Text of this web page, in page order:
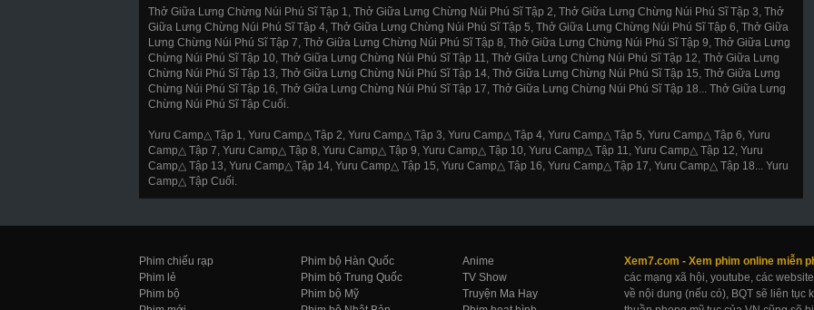
Thở Giữa Lưng Chừng Núi Phú Sĩ Tập 1, Thở Giữa Lưng Chừng Núi Phú Sĩ Tập 2, Thở Giữa Lưng Chừng Núi Phú Sĩ Tập 3, Thở
Giữa Lưng Chừng Núi Phú Sĩ Tập 4, Thở Giữa Lưng Chừng Núi Phú Sĩ Tập 5, Thở Giữa Lưng Chừng Núi Phú Sĩ Tập 6, Thở Giữa
Lưng Chừng Núi Phú Sĩ Tập 7, Thở Giữa Lưng Chừng Núi Phú Sĩ Tập 8, Thở Giữa Lưng Chừng Núi Phú Sĩ Tập 9, Thở Giữa Lưng
Chừng Núi Phú Sĩ Tập 10, Thở Giữa Lưng Chừng Núi Phú Sĩ Tập 11, Thở Giữa Lưng Chừng Núi Phú Sĩ Tập 12, Thở Giữa Lưng
Chừng Núi Phú Sĩ Tập 13, Thở Giữa Lưng Chừng Núi Phú Sĩ Tập 14, Thở Giữa Lưng Chừng Núi Phú Sĩ Tập 15, Thở Giữa Lưng
Chừng Núi Phú Sĩ Tập 16, Thở Giữa Lưng Chừng Núi Phú Sĩ Tập 17, Thở Giữa Lưng Chừng Núi Phú Sĩ Tập 18... Thở Giữa Lưng
Chừng Núi Phú Sĩ Tập Cuối.
Yuru Camp△ Tập 1, Yuru Camp△ Tập 2, Yuru Camp△ Tập 3, Yuru Camp△ Tập 4, Yuru Camp△ Tập 5, Yuru Camp△ Tập 6, Yuru
Camp△ Tập 7, Yuru Camp△ Tập 8, Yuru Camp△ Tập 9, Yuru Camp△ Tập 10, Yuru Camp△ Tập 11, Yuru Camp△ Tập 12, Yuru
Camp△ Tập 13, Yuru Camp△ Tập 14, Yuru Camp△ Tập 15, Yuru Camp△ Tập 16, Yuru Camp△ Tập 17, Yuru Camp△ Tập 18... Yuru
Camp△ Tập Cuối.
Phim chiếu rạp
Phim lẻ
Phim bộ
Phim bộ Hàn Quốc
Phim bộ Trung Quốc
Phim bộ Mỹ
Anime
TV Show
Truyện Ma Hay
Xem7.com - Xem phim online miễn
các mạng xã hội, youtube, các
về nội dung (nếu có), BQT sẽ liên tục